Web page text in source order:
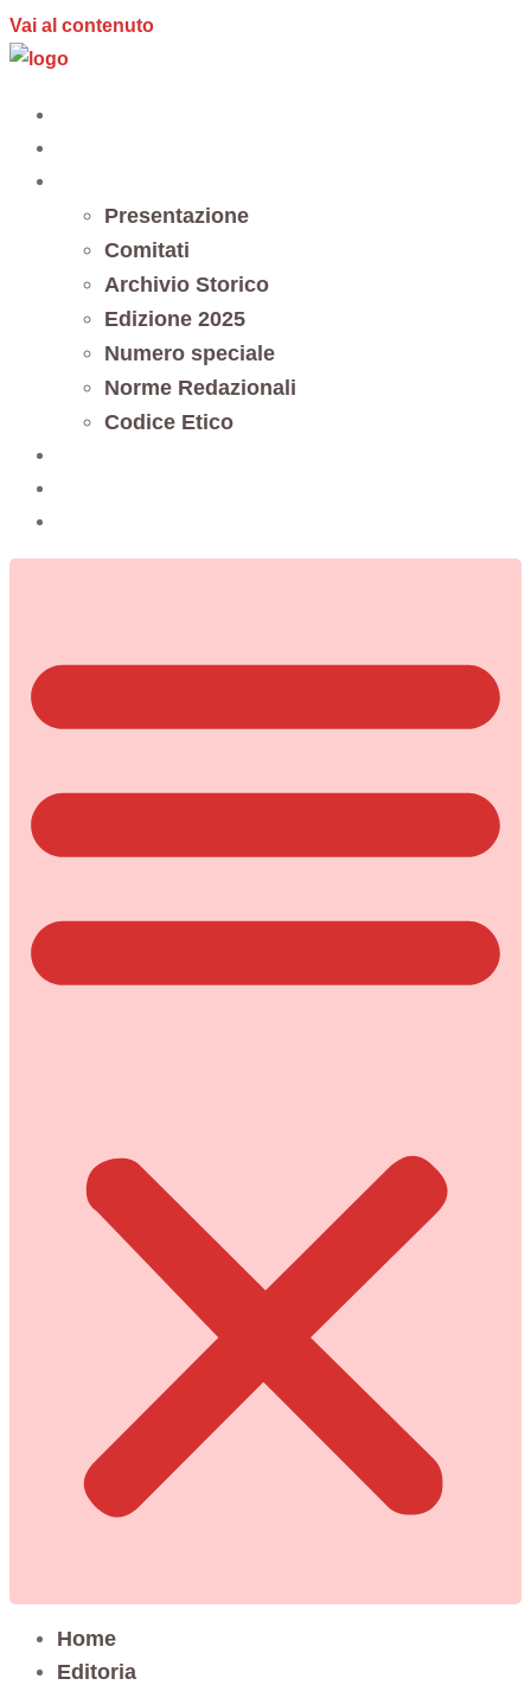
Vai al contenuto
Presentazione
Comitati
Archivio Storico
Edizione 2025
Numero speciale
Norme Redazionali
Codice Etico
Home
Editoria